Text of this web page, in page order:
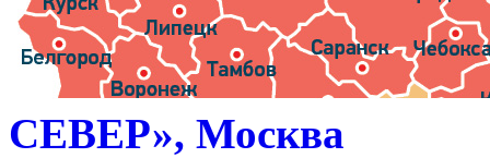
СЕВЕР», Москва